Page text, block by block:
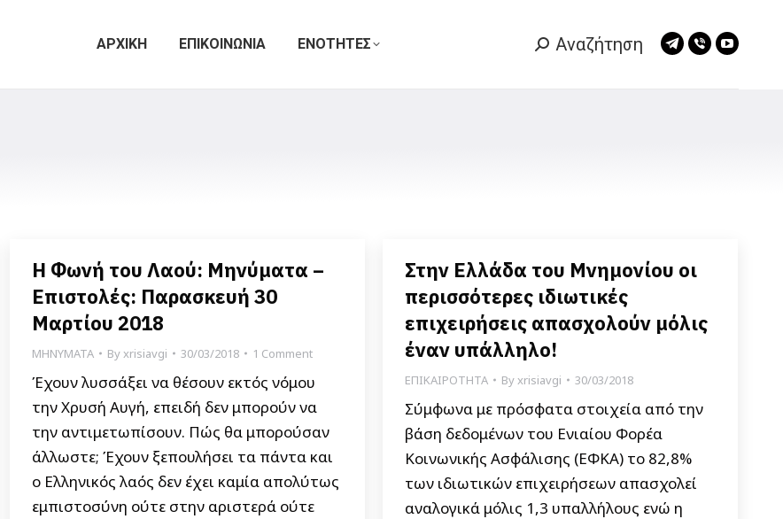
ΑΡΧΙΚΗ ΕΠΙΚΟΙΝΩΝΙΑ ΕΝΟΤΗΤΕΣ Search:
Αναζήτηση
Telegram
Viber
Η Φωνή του Λαού: Μηνύματα –
Επιστολές: Παρασκευή 30
Μαρτίου 2018
ΜΗΝΥΜΑΤΑ Byxrisiavgi 30/03/2018 1 Comment
Έχουν λυσσάξει να θέσουν εκτός νόμου
την Χρυσή Αυγή, επειδή δεν μπορούν να
την αντιμετωπίσουν. Πώς θα μπορούσαν
άλλωστε; Έχουν ξεπουλήσει τα πάντα και
ο Ελληνικός λαός δεν έχει καμία απολύτως
εμπιστοσύνη ούτε στην αριστερά ούτε
Στην Ελλάδα του Μνημονίου οι
περισσότερες ιδιωτικές
επιχειρήσεις απασχολούν μόλις
έναν υπάλληλο!
ΕΠΙΚΑΙΡΟΤΗΤΑ Byxrisiavgi 30/03/2018
Σύμφωνα με πρόσφατα στοιχεία από την
βάση δεδομένων του Ενιαίου Φορέα
Κοινωνικής Ασφάλισης (ΕΦΚΑ) το 82,8%
των ιδιωτικών επιχειρήσεων απασχολεί
αναλογικά μόλις 1,3 υπαλλήλους ενώ η